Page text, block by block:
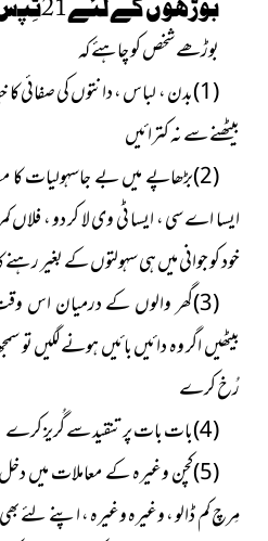
بوڑھوں کے لئے21ٹِپس :
بوڑھے شخص کو چاہئے کہ
(1)بدن ، لباس ، دانتوں کی
بیٹھنے سے نہ کترائیں
(2)بڑھاپے میں بے جاسہولیات کا
ایسا اے سی ، ایسا ٹی وی لا کر دو ،
خود کو جوانی میں ہی سہولتوں کے بغیر
(3)گھر والوں کے درمیان اس
بیٹھیں اگر وہ دائیں بائیں ہونے لگیں
رُخ کرے
(4)بات بات پر تنقید سے گُریز کرے
(5)کچن وغیرہ کے معاملات میں
مِرچ کم ڈالو ، وغیرہ وغیرہ ، اپنے لئے